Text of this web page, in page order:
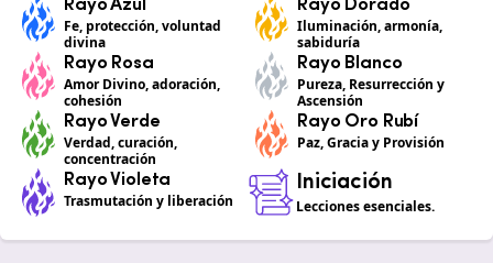
Rayo Azul
Fe, protección, voluntad
divina
Rayo Dorado
Iluminación, armonía,
sabiduría
Rayo Rosa
Amor Divino, adoración,
cohesión
Rayo Blanco
Pureza, Resurrección y
Ascensión
Rayo Verde
Verdad, curación,
concentración
Rayo Oro Rubí
Paz, Gracia y Provisión
Rayo Violeta
Trasmutación y liberación
Iniciación
Lecciones esenciales.